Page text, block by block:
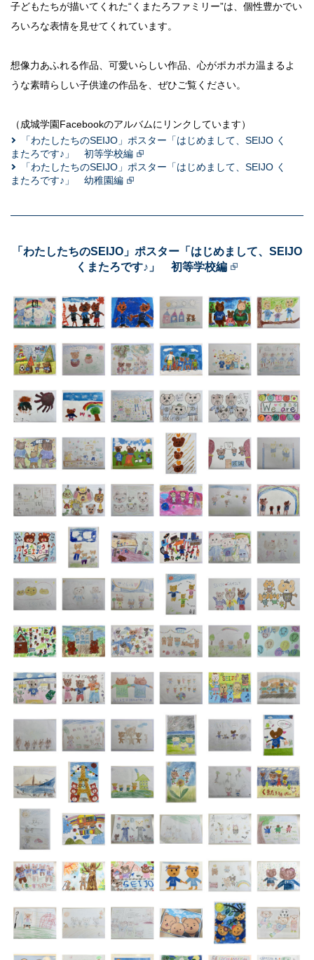
子どもたちが描いてくれた“くまたろファミリー”は、個性豊かでい
ろいろな表情を見せてくれています。
想像力あふれる作品、可愛いらしい作品、心がポカポカ温まるよ
うな素晴らしい子供達の作品を、ぜひご覧ください。
（成城学園Facebookのアルバムにリンクしています）
「わたしたちのSEIJO」ポスター「はじめまして、SEIJO く
またろです♪」 初等学校編
「わたしたちのSEIJO」ポスター「はじめまして、SEIJO く
またろです♪」 幼稚園編
「わたしたちのSEIJO」ポスター「はじめまして、SEIJO
くまたろです♪」 初等学校編